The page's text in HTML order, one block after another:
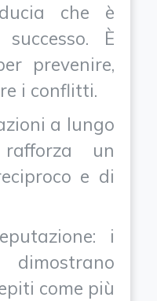
che è
È
prevenire,
i conflitti.
a lungo
un
e di
i
come più